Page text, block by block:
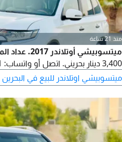
منذ 21 ساعة
3,400 دينار بحريني. اتصل أو واتساب: 33315261 أو 33315216.
ميتسوبيشي اوتلاندر للبيع في البحرين